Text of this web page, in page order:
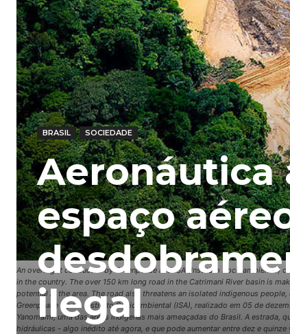
An overflight conducted by Greenpeace and ISA (Instituto Socioambiental)
in the country. The over 150 km long road in the Catrimani River basin is
potential in the area. The road also threatens an isolated indigenous
Greenpeace e pelo Instituto Socioambiental (ISA), realizado em 05 de
Yanomami, uma das áreas indígenas mais ameaçadas do Brasil. A
hidráulicas - algo inédito até agora, e que pode aumentar entre dez e
BRASIL SOCIEDADE
Aeronáutica
espaço
ilegal